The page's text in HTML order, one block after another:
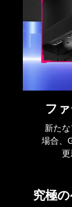
フ
新た
場合、
更
究極